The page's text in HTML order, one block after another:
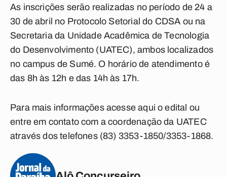
As inscrições serão realizadas no período de 24 a
30 de abril no Protocolo Setorial do CDSA ou na
Secretaria da Unidade Acadêmica de Tecnologia
do Desenvolvimento (UATEC), ambos localizados
no campus de Sumé. O horário de atendimento é
das 8h às 12h e das 14h às 17h.
Para mais informações acesse aqui o edital ou
entre em contato com a coordenação da UATEC
através dos telefones (83) 3353-1850/3353-1868.